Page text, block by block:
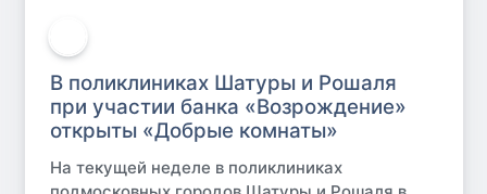
В поликлиниках Шатуры и Рошаля
при участии банка «Возрождение»
открыты «Добрые комнаты»
На текущей неделе в поликлиниках